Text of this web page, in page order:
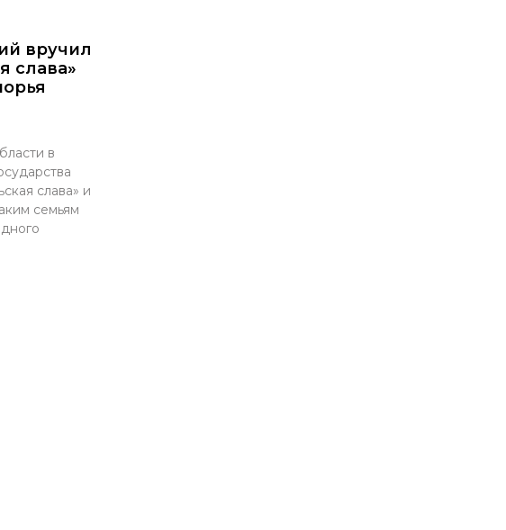
вручил
слава»
в
слава» и
семьям